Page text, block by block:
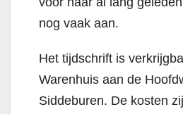
nog vaak aan.
Het tijdschrift is
Warenhuis aan de
Siddeburen. De kosten